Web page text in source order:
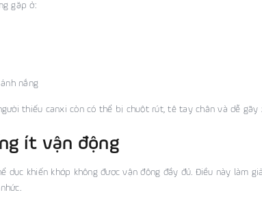
gặp ở:
nắng
thiếu canxi còn có thể bị chuột rút, tê tay chân và dễ gãy
ít vận động
dục khiến khớp không được vận động đầy đủ. Điều này làm